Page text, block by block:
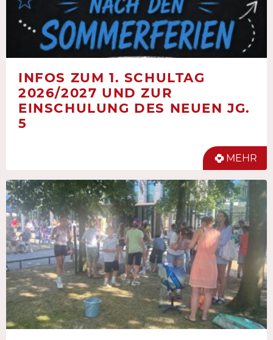
INFOS ZUM 1. SCHULTAG
2026/2027 UND ZUR
EINSCHULUNG DES NEUEN JG.
5
MEHR